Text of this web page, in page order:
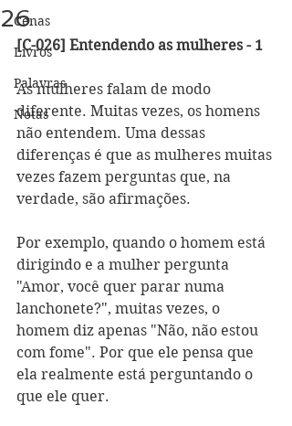
Cenas
Livros
Palavras
Notas
26
[C-026] Entendendo as mulheres - 1
As mulheres falam de modo
diferente. Muitas vezes, os homens
não entendem. Uma dessas
diferenças é que as mulheres muitas
vezes fazem perguntas que, na
verdade, são afirmações.
Por exemplo, quando o homem está
dirigindo e a mulher pergunta
"Amor, você quer parar numa
lanchonete?", muitas vezes, o
homem diz apenas "Não, não estou
com fome". Por que ele pensa que
ela realmente está perguntando o
que ele quer.